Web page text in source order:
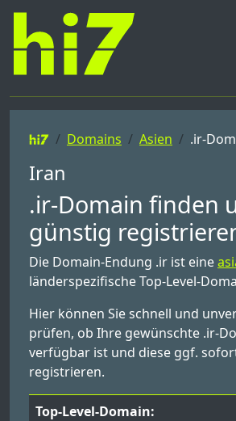
Domains Asien .ir-
Iran
.ir-Domain finden
günstig
Die Domain-Endung .ir ist eine
länderspezifische Top-Level-
Hier können Sie schnell und
prüfen, ob Ihre gewünschte .ir-
verfügbar ist und diese ggf.
registrieren.
Top-Level-Domain: